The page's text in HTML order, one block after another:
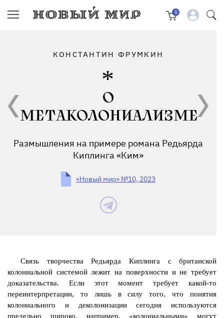
0
КОНСТАНТИН ФРУМКИН
О
МЕТАКОЛОНИАЛИЗМЕ
Размышления на примере романа Редьярда
Киплинга «Ким»
«Новый мир» №10, 2023
Связь творчестваРедьярда Киплинга с британской
колониальной системой лежит на поверхности и не требует
доказательства. Если этот момент требует какой-то
переинтерпретации, то лишь в силу того, что понятия
колониального и деколонизации сегодня используются
предельно широко, например, «колониальными» могут